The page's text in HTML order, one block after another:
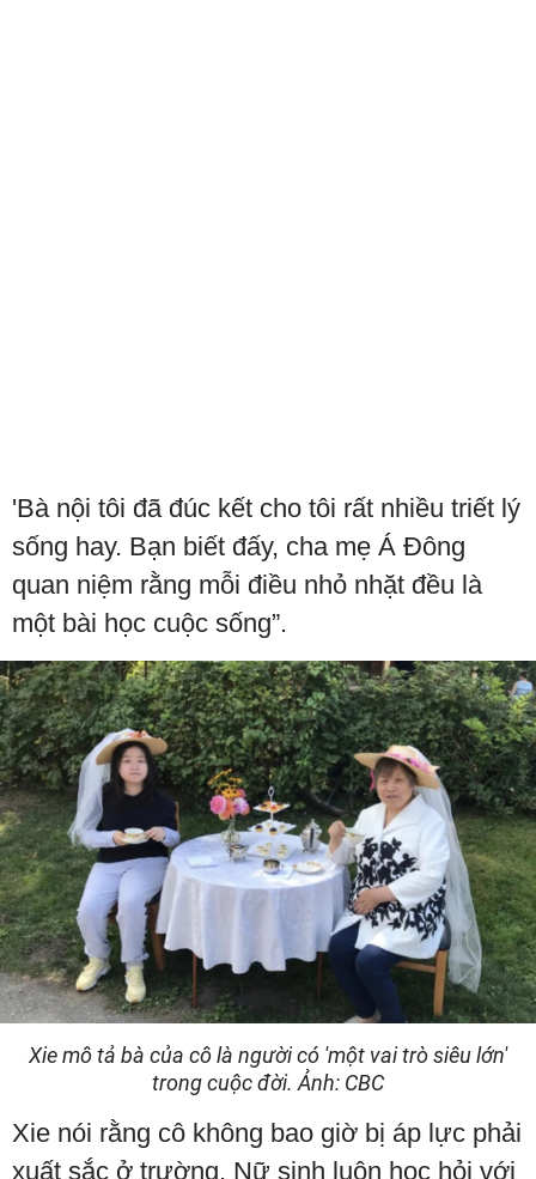
'Bà nội tôi đã đúc kết cho tôi rất nhiều triết lý
sống hay. Bạn biết đấy, cha mẹ Á Đông
quan niệm rằng mỗi điều nhỏ nhặt đều là
một bài học cuộc sống”.
Xie mô tả bà của cô là người có 'một vai trò siêu lớn'
trong cuộc đời. Ảnh: CBC
Xie nói rằng cô không bao giờ bị áp lực phải
xuất sắc ở trường. Nữ sinh luôn học hỏi với